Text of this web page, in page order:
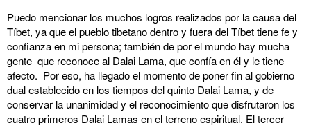
Puedo mencionar los muchos logros realizados por la causa del
Tíbet, ya que el pueblo tibetano dentro y fuera del Tíbet tiene fe y
confianza en mi persona; también de por el mundo hay mucha
gente que reconoce al Dalai Lama, que confía en él y le tiene
afecto. Por eso, ha llegado el momento de poner fin al gobierno
dual establecido en los tiempos del quinto Dalai Lama, y de
conservar la unanimidad y el reconocimiento que disfrutaron los
cuatro primeros Dalai Lamas en el terreno espiritual. El tercer